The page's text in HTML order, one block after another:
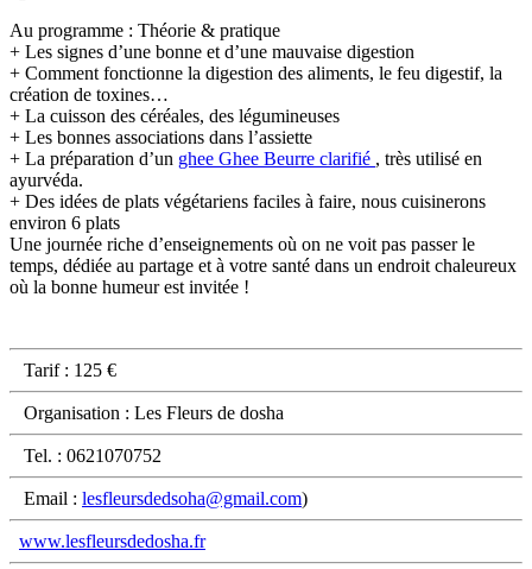
Au programme : Théorie & pratique
+ Les signes d’une bonne et d’une mauvaise digestion
+ Comment fonctionne la digestion des aliments, le feu digestif, la
création de toxines…
+ La cuisson des céréales, des légumineuses
+ Les bonnes associations dans l’assiette
+ La préparation d’un ghee Ghee Beurre clarifié , très utilisé en
ayurvéda.
+ Des idées de plats végétariens faciles à faire, nous cuisinerons
environ 6 plats
Une journée riche d’enseignements où on ne voit pas passer le
temps, dédiée au partage et à votre santé dans un endroit chaleureux
où la bonne humeur est invitée !
Tarif : 125 €
Organisation : Les Fleurs de dosha
Tel. : 0621070752
Email : lesfleursdedsoha@gmail.com)
www.lesfleursdedosha.fr